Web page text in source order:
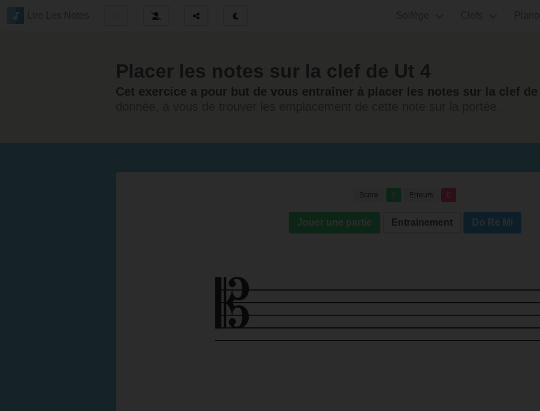
Placer les notes sur la clef de Ut 4
Cet exercice a pour but de vous entraîner à placer les notes sur la clef de
Score 0 Erreurs 0
Jouer une partie Entrainement Do Ré Mi